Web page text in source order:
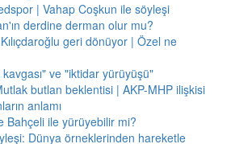
| Vahap Coşkun ile söyleşi
derdine derman olur mu?
geri dönüyor | Özel ne
ve "iktidar yürüyüşü"
butlan beklentisi | AKP-MHP ilişkisi
anlamı
Bahçeli ile yürüyebilir mi?
Dünya örneklerinden hareketle